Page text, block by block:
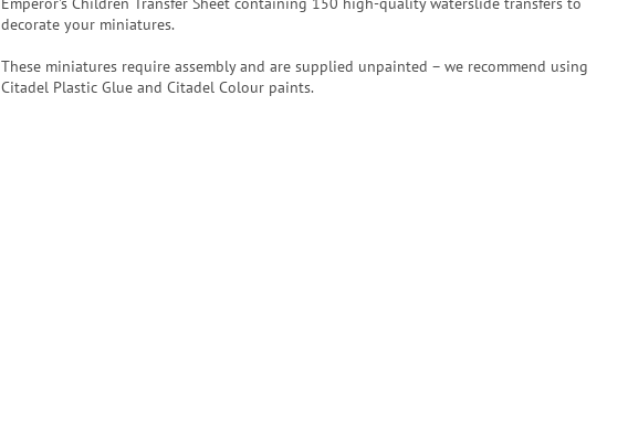
decorate your miniatures.
These miniatures require assembly and are supplied unpainted – we recommend using
Citadel Plastic Glue and Citadel Colour paints.